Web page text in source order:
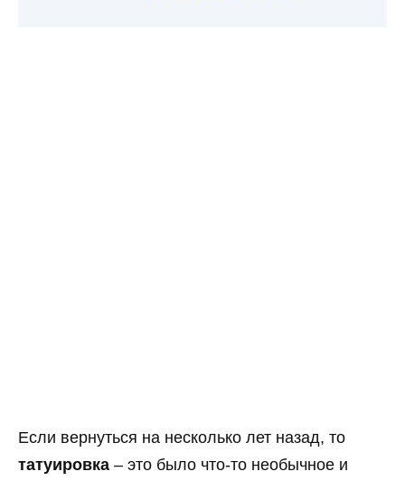
Если вернуться на несколько лет назад, то
татуировка – это было что-то необычное и